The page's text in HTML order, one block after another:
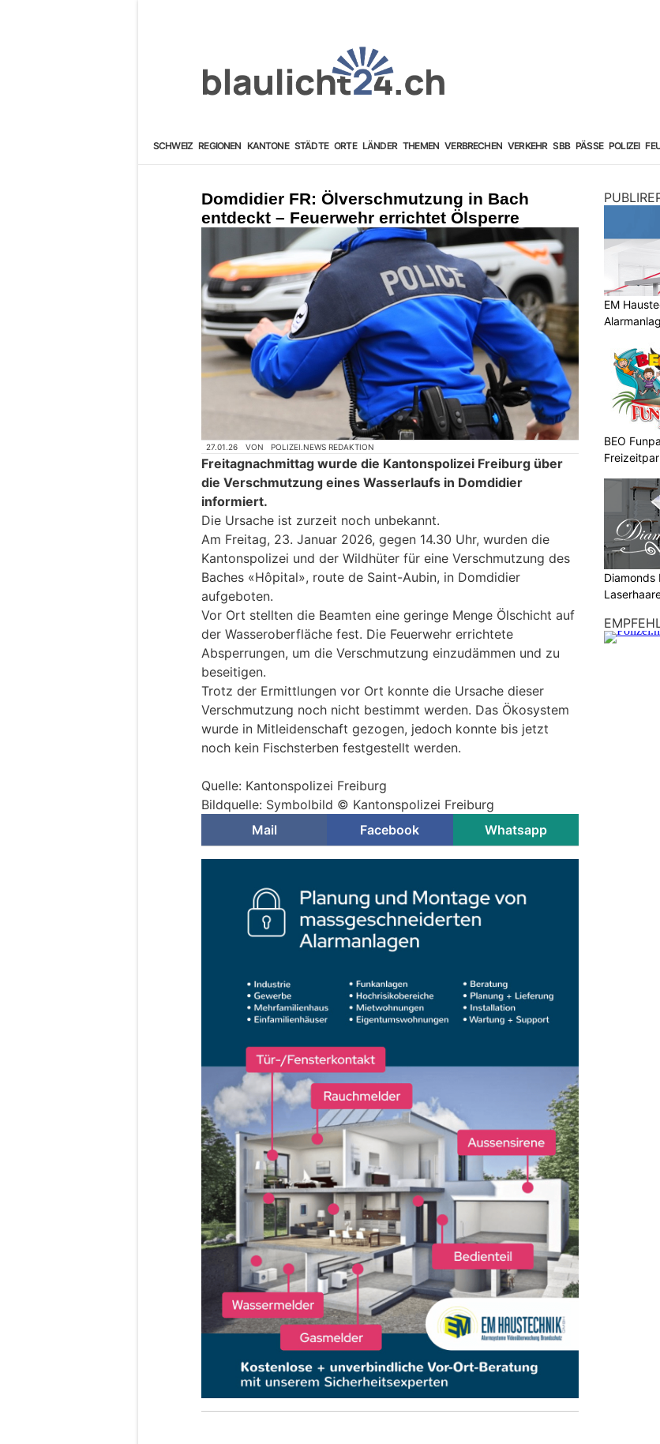
SCHWEIZ REGIONEN KANTONE STÄDTE ORTE LÄNDER THEMEN VERBRECHEN VERKEHR SBB PÄSSE POLIZEI
Domdidier FR: Ölverschmutzung in Bach
entdeckt – Feuerwehr errichtet Ölsperre
27.01.26 VON POLIZEI.NEWS REDAKTION
Freitagnachmittag wurde die Kantonspolizei Freiburg über
die Verschmutzung eines Wasserlaufs in Domdidier
informiert.
Die Ursache ist zurzeit noch unbekannt.
Am Freitag, 23. Januar 2026, gegen 14.30 Uhr, wurden die
Kantonspolizei und der Wildhüter für eine Verschmutzung des
Baches «Hôpital», route de Saint-Aubin, in Domdidier
aufgeboten.
Vor Ort stellten die Beamten eine geringe Menge Ölschicht auf
der Wasseroberfläche fest. Die Feuerwehr errichtete
Absperrungen, um die Verschmutzung einzudämmen und zu
beseitigen.
Trotz der Ermittlungen vor Ort konnte die Ursache dieser
Verschmutzung noch nicht bestimmt werden. Das Ökosystem
wurde in Mitleidenschaft gezogen, jedoch konnte bis jetzt
noch kein Fischsterben festgestellt werden.
Quelle: Kantonspolizei Freiburg
Bildquelle: Symbolbild © Kantonspolizei Freiburg
Mail
Facebook Whatsapp
EM
BEO
Diamonds